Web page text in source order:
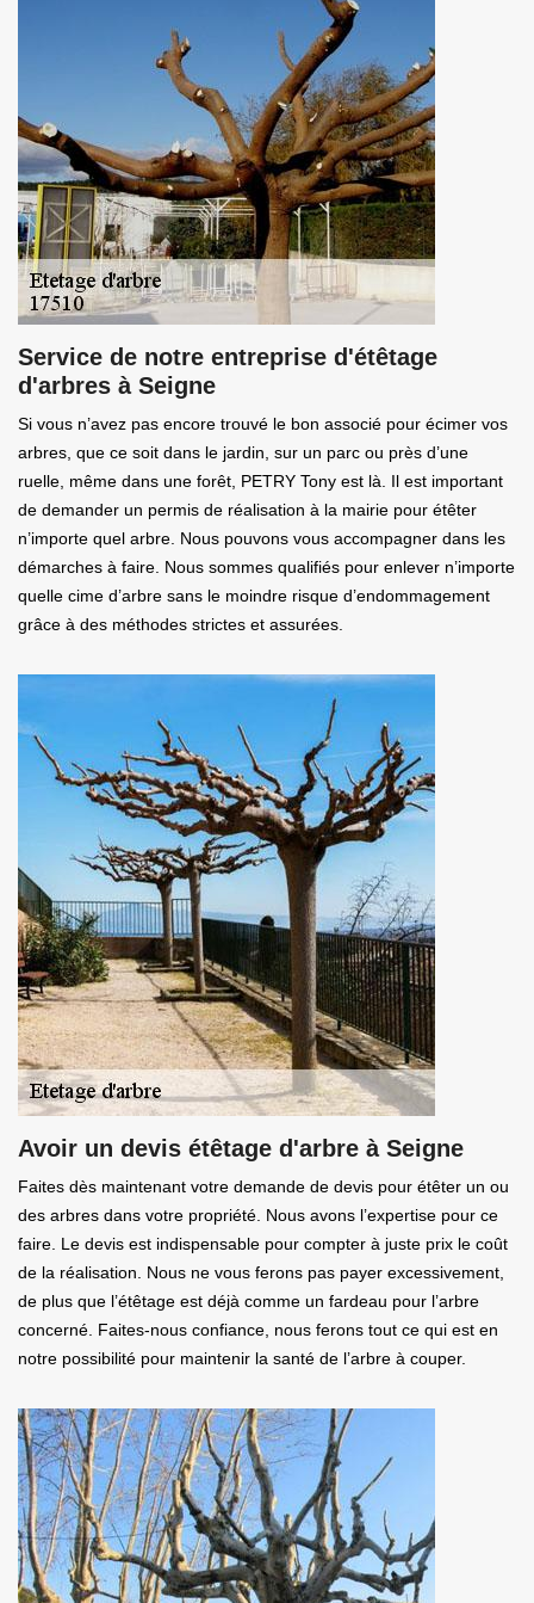
Service de notre entreprise d'étêtage
d'arbres à Seigne
Si vous n’avez pas encore trouvé le bon associé pour écimer vos
arbres, que ce soit dans le jardin, sur un parc ou près d’une
ruelle, même dans une forêt, PETRY Tony est là. Il est important
de demander un permis de réalisation à la mairie pour étêter
n’importe quel arbre. Nous pouvons vous accompagner dans les
démarches à faire. Nous sommes qualifiés pour enlever n’importe
quelle cime d’arbre sans le moindre risque d’endommagement
grâce à des méthodes strictes et assurées.
Avoir un devis étêtage d'arbre à Seigne
Faites dès maintenant votre demande de devis pour étêter un ou
des arbres dans votre propriété. Nous avons l’expertise pour ce
faire. Le devis est indispensable pour compter à juste prix le coût
de la réalisation. Nous ne vous ferons pas payer excessivement,
de plus que l’étêtage est déjà comme un fardeau pour l’arbre
concerné. Faites-nous confiance, nous ferons tout ce qui est en
notre possibilité pour maintenir la santé de l’arbre à couper.